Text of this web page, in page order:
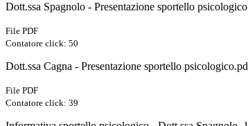
Dott.ssa Spagnolo - Presentazione sportello
File PDF
Contatore click: 50
Dott.ssa Cagna - Presentazione sportello
File PDF
Contatore click: 39